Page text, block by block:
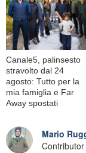
Canale5, palinsesto
stravolto dal 24
agosto: Tutto per la
mia famiglia e Far
Away spostati
Mario
Contributor